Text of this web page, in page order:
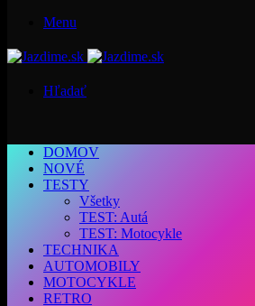
Menu
Hľadať
DOMOV
NOVÉ
TESTY
Všetky
TEST: Autá
TEST: Motocykle
TECHNIKA
AUTOMOBILY
MOTOCYKLE
RETRO